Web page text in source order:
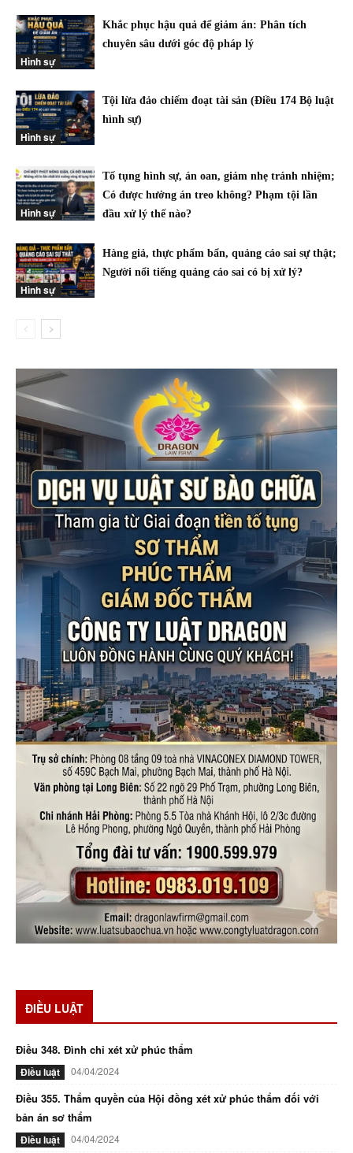
Hình sự
Khắc phục hậu quả để giảm án: Phân tích
chuyên sâu dưới góc độ pháp lý
Hình sự
Tội lừa đảo chiếm đoạt tài sản (Điều 174 Bộ luật
hình sự)
Hình sự
Tố tụng hình sự, án oan, giảm nhẹ tránh nhiệm;
Có được hưởng án treo không? Phạm tội lần
đầu xử lý thế nào?
Hình sự
Hàng giả, thực phẩm bẩn, quảng cáo sai sự thật;
Người nổi tiếng quảng cáo sai có bị xử lý?
ĐIỀU LUẬT
Điều 348. Đình chỉ xét xử phúc thẩm
Điều luật 04/04/2024
Điều 355. Thẩm quyền của Hội đồng xét xử phúc thẩm đối với
bản án sơ thẩm
Điều luật 04/04/2024